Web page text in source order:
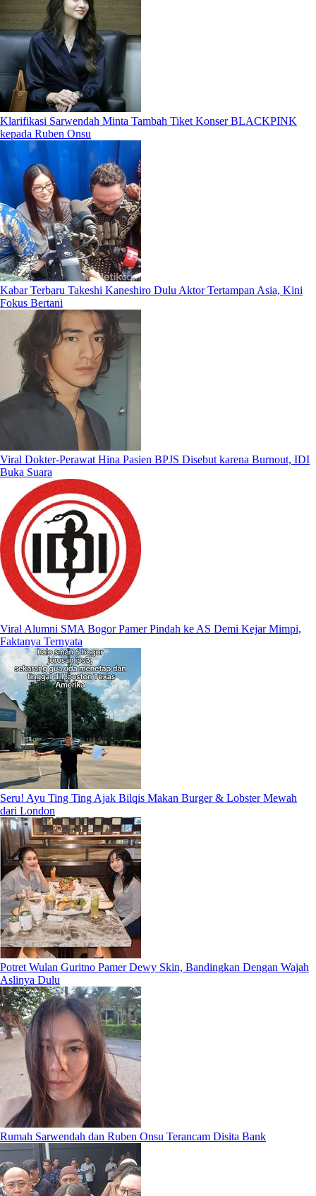
Klarifikasi Sarwendah Minta Tambah Tiket Konser BLACKPINK
kepada Ruben Onsu
Kabar Terbaru Takeshi Kaneshiro Dulu Aktor Tertampan Asia, Kini
Fokus Bertani
Viral Dokter-Perawat Hina Pasien BPJS Disebut karena Burnout, IDI
Buka Suara
Viral Alumni SMA Bogor Pamer Pindah ke AS Demi Kejar Mimpi,
Faktanya Ternyata
Seru! Ayu Ting Ting Ajak Bilqis Makan Burger & Lobster Mewah
dari London
Potret Wulan Guritno Pamer Dewy Skin, Bandingkan Dengan Wajah
Aslinya Dulu
Rumah Sarwendah dan Ruben Onsu Terancam Disita Bank